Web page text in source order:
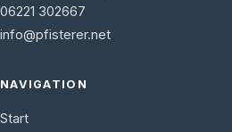
06221 302667
info@pfisterer.net
NAVIGATION
Start